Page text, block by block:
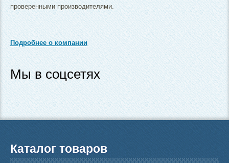
проверенными производителями.
Подробнее о компании
Мы в соцсетях
Каталог товаров